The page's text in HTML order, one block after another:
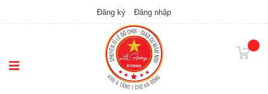
Đăng ký Đăng nhập